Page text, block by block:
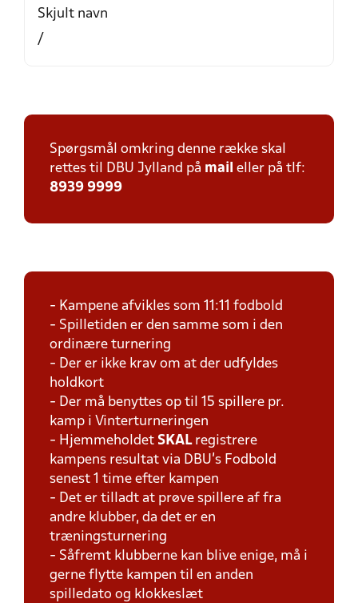
Skjult navn
/
Spørgsmål omkring denne række skal
rettes til DBU Jylland på mail eller på tlf:
8939 9999
- Kampene afvikles som 11:11 fodbold
- Spilletiden er den samme som i den
ordinære turnering
- Der er ikke krav om at der udfyldes
holdkort
- Der må benyttes op til 15 spillere pr.
kamp i Vinterturneringen
- Hjemmeholdet SKAL registrere
kampens resultat via DBU's Fodbold
senest 1 time efter kampen
- Det er tilladt at prøve spillere af fra
andre klubber, da det er en
træningsturnering
- Såfremt klubberne kan blive enige, må i
gerne flytte kampen til en anden
spilledato og klokkeslæt